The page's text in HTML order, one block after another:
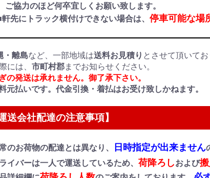
ご協力のほど何卒宜しくお願い致します。
軒先にトラック横付けできない場合は、停車可能な場
・離島など、一部地域は送料お見積り とさせて頂いて
には、市町村郡までお知らせください。
の発送は承れません。御了承下さい。
元払いです。代金引換・着払はお受け致しかねます。
運送会社配達の注意事項】
のお荷物の配達とは異なり、 日時指定が出来ません
イバーは一人で運送しているため、荷降ろしおよび